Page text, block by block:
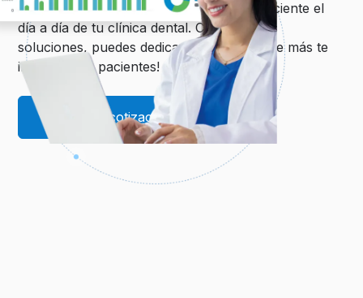
Con Dentalink puedes hacer sencillo y eficiente el
día a día de tu clínica dental. Con nuestras
soluciones, puedes dedicar tiempo a lo que más te
importa: ¡tus pacientes!
Solicita tu cotización